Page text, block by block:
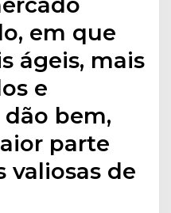
em que
ágeis, mais
e
bem,
parte
valiosas de